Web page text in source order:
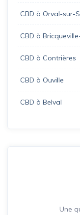
CBD à Orval-sur-
CBD à
CBD à Contrières
CBD à Ouville
CBD à Belval
Une